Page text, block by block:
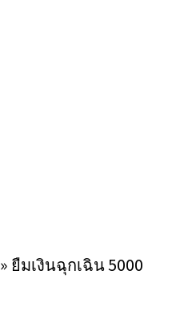
» ยืมเงินฉุกเฉิน 5000